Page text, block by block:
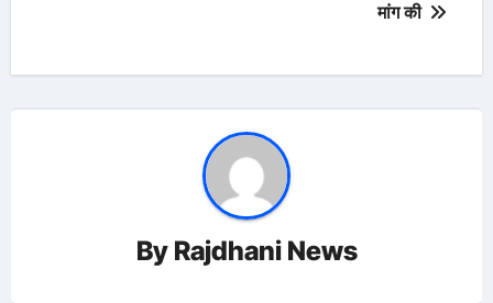
मांग की
By Rajdhani News